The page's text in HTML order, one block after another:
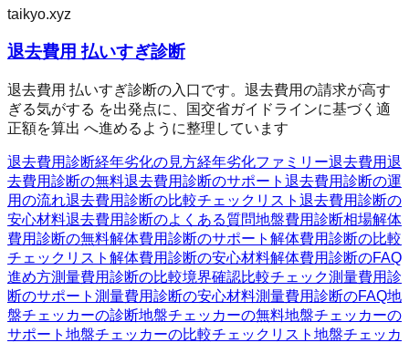
taikyo.xyz
退去費用 払いすぎ診断
退去費用 払いすぎ診断の入口です。退去費用の請求が高す
ぎる気がする を出発点に、国交省ガイドラインに基づく適
正額を算出 へ進めるように整理しています
退去費用診断経年劣化の見方経年劣化ファミリー退去費用退
去費用診断の無料退去費用診断のサポート 退去費用診断の運
用の流れ退去費用診断の比較チェックリスト 退去費用診断の
安心材料退去費用診断のよくある質問地盤費用診断相場解体
費用診断の無料解体費用診断のサポート 解体費用診断の比較
チェックリスト 解体費用診断の安心材料解体費用診断のFAQ
進め方測量費用診断の比較境界確認比較チェック測量費用診
断のサポート 測量費用診断の安心材料測量費用診断のFAQ地
盤チェッカーの診断地盤チェッカーの無料地盤チェッカーの
サポート 地盤チェッカーの比較チェックリスト 地盤チェッカ